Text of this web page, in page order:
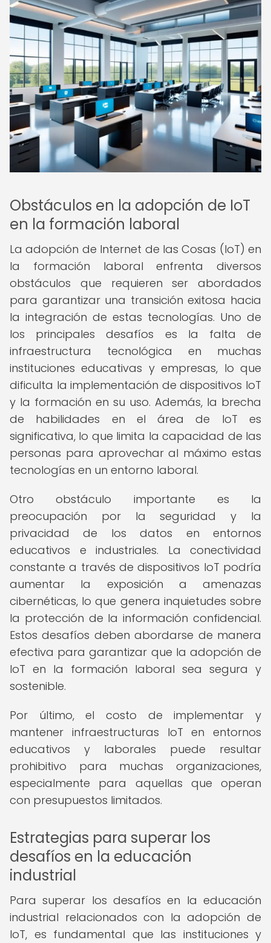
Obstáculos en la adopción de IoT
en la formación laboral
La adopción de Internet de las Cosas (IoT) en
la formación laboral enfrenta diversos
obstáculos que requieren ser abordados
para garantizar una transición exitosa hacia
la integración de estas tecnologías. Uno de
los principales desafíos es la falta de
infraestructura tecnológica en muchas
instituciones educativas y empresas, lo que
dificulta la implementación de dispositivos IoT
y la formación en su uso. Además, la brecha
de habilidades en el área de IoT es
significativa, lo que limita la capacidad de las
personas para aprovechar al máximo estas
tecnologías en un entorno laboral.
Otro obstáculo importante es la
preocupación por la seguridad y la
privacidad de los datos en entornos
educativos e industriales. La conectividad
constante a través de dispositivos IoT podría
aumentar la exposición a amenazas
cibernéticas, lo que genera inquietudes sobre
la protección de la información confidencial.
Estos desafíos deben abordarse de manera
efectiva para garantizar que la adopción de
IoT en la formación laboral sea segura y
sostenible.
Por último, el costo de implementar y
mantener infraestructuras IoT en entornos
educativos y laborales puede resultar
prohibitivo para muchas organizaciones,
especialmente para aquellas que operan
con presupuestos limitados.
Estrategias para superar los
desafíos en la educación
industrial
Para superar los desafíos en la educación
industrial relacionados con la adopción de
IoT, es fundamental que las instituciones y